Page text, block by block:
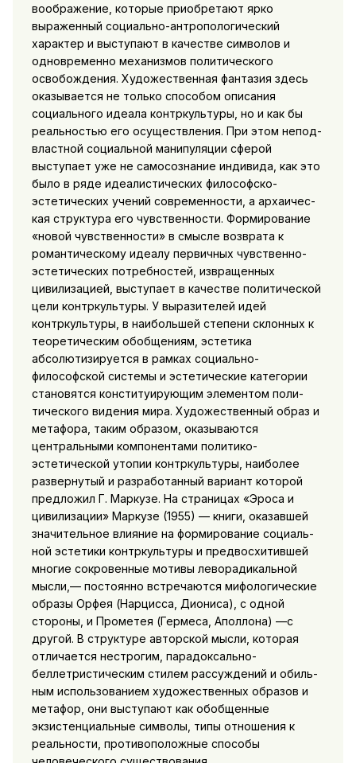
воображение, которые приобретают ярко
выражен­ный социально-антропологический
характер и выступают в ка­честве символов и
одновременно механизмов политического
освобождения. Художественная фантазия здесь
оказывается не только способом описания
социального идеала контркультуры, но и как бы
реальностью его осуществления. При этом непод­
властной социальной манипуляции сферой
выступает уже не самосознание индивида, как это
было в ряде идеалистических философско-
эстетических учений современности, а архаичес­
кая структура его чувственности. Формирование
«новой чув­ственности» в смысле возврата к
романтическому идеалу пер­вичных чувственно-
эстетических потребностей, извращенных
цивилизацией, выступает в качестве политической
цели контр­культуры. У выразителей идей
контркультуры, в наибольшей степени склонных к
теоретическим обобщениям, эстетика
абсолютизи­руется в рамках социально-
философской системы и эстетиче­ские категории
становятся конституирующим элементом поли­
тического видения мира. Художественный образ и
метафора, таким образом, оказываются
центральными компонентами поли­тико-
эстетической утопии контркультуры, наиболее
развернутый и разработанный вариант которой
предложил Г. Маркузе. На страницах «Эроса и
цивилизации» Маркузе (1955) — кни­ги, оказавшей
значительное влияние на формирование социаль­
ной эстетики контркультуры и предвосхитившей
многие сокро­венные мотивы леворадикальной
мысли,— постоянно встреча­ются мифологические
образы Орфея (Нарцисса, Диониса), с одной
стороны, и Прометея (Гермеса, Аполлона) —с
другой. В структуре авторской мысли, которая
отличается нестрогим, парадоксально-
беллетристическим стилем рассуждений и обиль­
ным использованием художественных образов и
метафор, они выступают как обобщенные
экзистенциальные символы, типы отношения к
реальности, противоположные способы